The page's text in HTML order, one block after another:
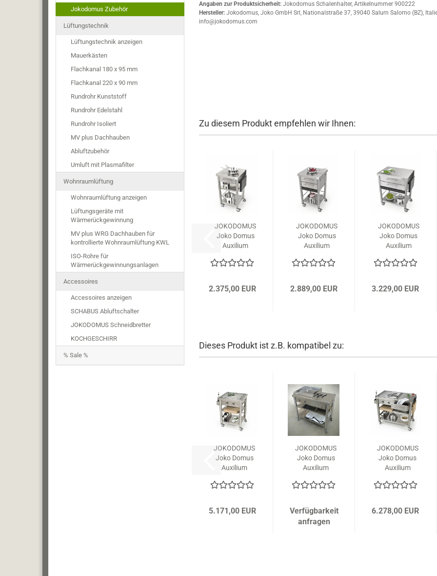
Angaben zur Produktsicherheit: Jokodomus Schalenhalter, Artikelnummer 900222
Hersteller: Jokodomus, Joko GmbH Srl, Nationalstraße 37, 39040 Salurn Salorno (BZ),
info@jokodomus.com
Zu diesem Produkt empfehlen wir Ihnen:
JOKODOMUS
Joko Domus
Auxilium
687501
2.375,00 EUR
JOKODOMUS
Joko Domus
Auxilium
687502
2.889,00 EUR
JOKODOMUS
Joko Domus
Auxilium
687702
3.229,00 EUR
Dieses Produkt ist z.B. kompatibel zu:
JOKODOMUS
Joko Domus
Auxilium
697050
5.171,00 EUR
JOKODOMUS
Joko Domus
Auxilium
Kombination
680001
Verfügbarkeit
anfragen
JOKODOMUS
Joko Domus
Auxilium
697110
6.278,00 EUR
Jokodomus Zubehör
Lüftungstechnik
Lüftungstechnik anzeigen
Mauerkästen
Flachkanal 180 x 95 mm
Flachkanal 220 x 90 mm
Rundrohr Kunststoff
Rundrohr Edelstahl
Rundrohr Isoliert
MV plus Dachhauben
Abluftzubehör
Umluft mit Plasmafilter
Wohnraumlüftung
Wohnraumlüftung anzeigen
Lüftungsgeräte mit
Wärmerückgewinnung
MV plus WRG Dachhauben für
kontrollierte Wohnraumlüftung KWL
ISO-Rohre für
Wärmerückgewinnungsanlagen
Accessoires
Accessoires anzeigen
SCHABUS Abluftschalter
JOKODOMUS Schneidbretter
KOCHGESCHIRR
% Sale %